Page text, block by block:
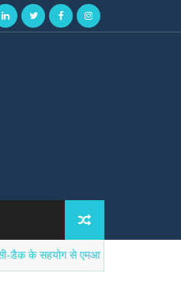
से एमआईईटी में साइबर सिक्योरिटी